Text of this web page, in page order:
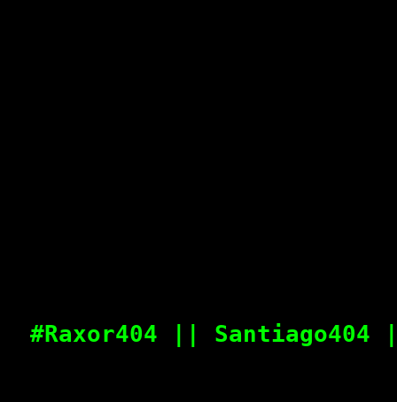
#Raxor404 || Santiago404